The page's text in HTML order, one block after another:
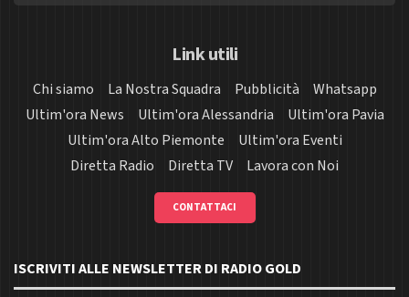
Link utili
Chi siamo La Nostra Squadra Pubblicità
Whatsapp
Ultim'ora News
Ultim'ora Alessandria
Ultim'ora Pavia
Ultim'ora Alto Piemonte
Ultim'ora Eventi
Diretta Radio
Diretta TV Lavora con Noi
CONTATTACI
ISCRIVITI ALLE NEWSLETTER DI RADIO GOLD